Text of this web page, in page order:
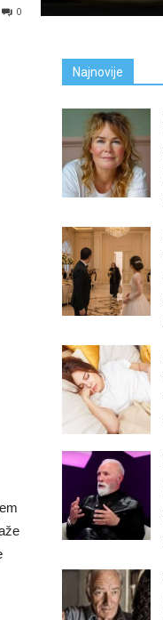
0
Najnovije